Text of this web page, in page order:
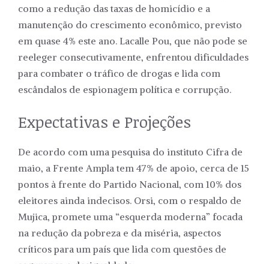
como a redução das taxas de homicídio e a
manutenção do crescimento econômico, previsto
em quase 4% este ano. Lacalle Pou, que não pode se
reeleger consecutivamente, enfrentou dificuldades
para combater o tráfico de drogas e lida com
escândalos de espionagem política e corrupção.
Expectativas e Projeções
De acordo com uma pesquisa do instituto Cifra de
maio, a Frente Ampla tem 47% de apoio, cerca de 15
pontos à frente do Partido Nacional, com 10% dos
eleitores ainda indecisos. Orsi, com o respaldo de
Mujica, promete uma “esquerda moderna” focada
na redução da pobreza e da miséria, aspectos
críticos para um país que lida com questões de